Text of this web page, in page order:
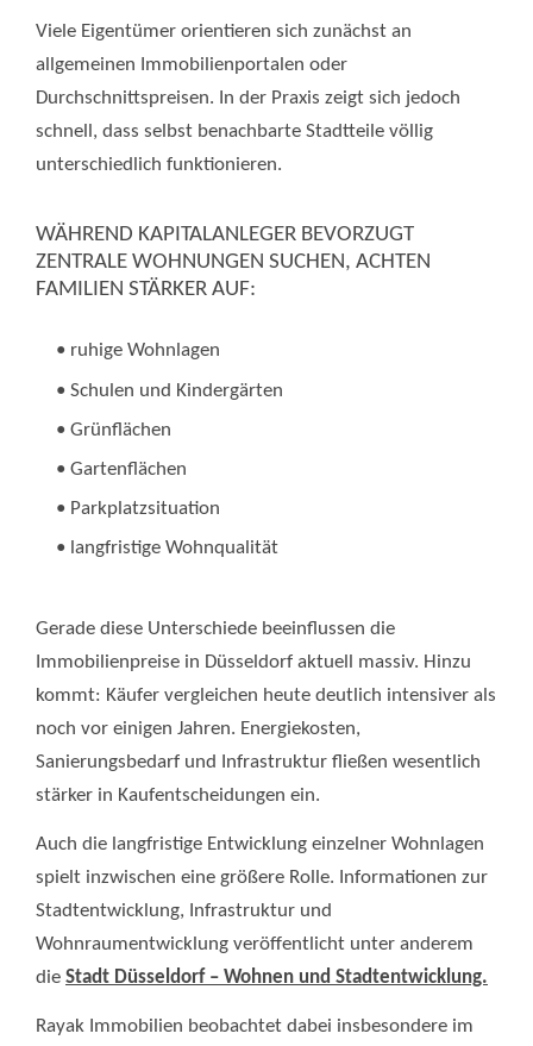
Viele Eigentümer orientieren sich zunächst an
allgemeinen Immobilienportalen oder
Durchschnittspreisen. In der Praxis zeigt sich jedoch
schnell, dass selbst benachbarte Stadtteile völlig
unterschiedlich funktionieren.
WÄHREND KAPITALANLEGER BEVORZUGT
ZENTRALE WOHNUNGEN SUCHEN, ACHTEN
FAMILIEN STÄRKER AUF:
• ruhige Wohnlagen
• Schulen und Kindergärten
• Grünflächen
• Gartenflächen
• Parkplatzsituation
• langfristige Wohnqualität
Gerade diese Unterschiede beeinflussen die
Immobilienpreise in Düsseldorf aktuell massiv. Hinzu
kommt: Käufer vergleichen heute deutlich intensiver als
noch vor einigen Jahren. Energiekosten,
Sanierungsbedarf und Infrastruktur fließen wesentlich
stärker in Kaufentscheidungen ein.
Auch die langfristige Entwicklung einzelner Wohnlagen
spielt inzwischen eine größere Rolle. Informationen zur
Stadtentwicklung, Infrastruktur und
Wohnraumentwicklung veröffentlicht unter anderem
die Stadt Düsseldorf – Wohnen und Stadtentwicklung.
Rayak Immobilien beobachtet dabei insbesondere im